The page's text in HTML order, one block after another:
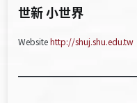
世新 小世界
Websitehttp://shuj.shu.edu.tw